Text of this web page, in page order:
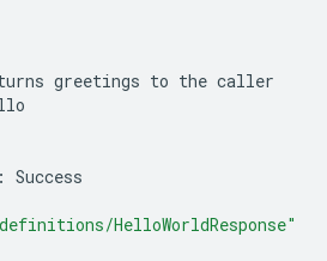
greetings to the caller
: Success
HelloWorldResponse"